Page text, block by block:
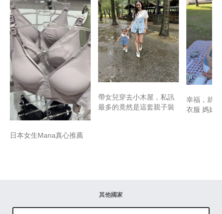
日本女生Mana真心推薦
帶女兒穿去小木屋，私訊
最多的竟然是這套親子裝
幸福，就
衣服 媽媽
其他國家